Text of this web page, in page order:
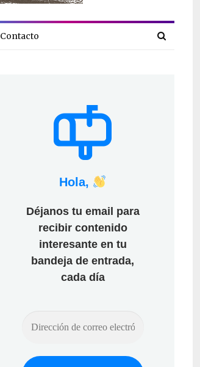
Contacto
Hola,
Déjanos tu email para
recibir contenido
interesante en tu
bandeja de entrada,
cada día